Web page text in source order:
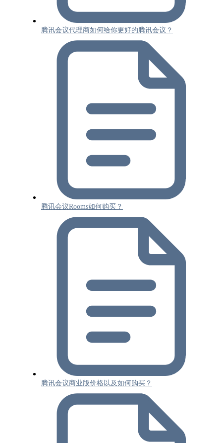
腾讯会议代理商如何给你更好的腾讯会议？
腾讯会议Rooms如何购买？
腾讯会议商业版价格以及如何购买？